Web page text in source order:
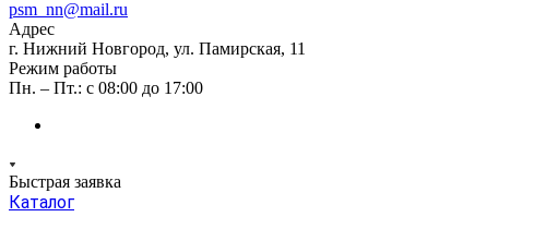
psm_nn@mail.ru
Адрес
г. Нижний Новгород, ул. Памирская, 11
Режим работы
Пн. – Пт.: с 08:00 до 17:00
Быстрая заявка
Каталог